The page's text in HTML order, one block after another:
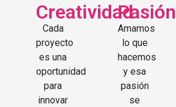
Creatividad
Cada
proyecto
es una
oportunidad
para
innovar
Pasión
Amamos
lo que
hacemos
y esa
pasión
se